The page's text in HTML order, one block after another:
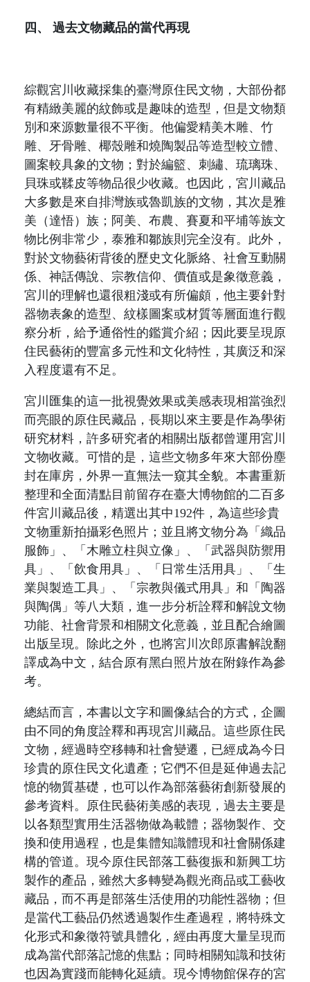
四、 過去文物藏品的當代再現
綜觀宮川收藏採集的臺灣原住民文物，大部份都
有精緻美麗的紋飾或是趣味的造型，但是文物類
別和來源數量很不平衡。他偏愛精美木雕、竹
雕、牙骨雕、椰殼雕和燒陶製品等造型較立體、
圖案較具象的文物 ；對於編籃、刺繡、琉璃珠、
貝珠或鞣皮等物品很少收藏。也因此，宮川藏品
大多數是來自排灣族或魯凱族的文物，其次是雅
美（達悟）族；阿美、布農、賽夏和平埔等族文
物比例非常少，泰雅和鄒族則完全沒有。 此外，
對於文物藝術背後的歷史文化脈絡、社會互動關
係、神話傳說、宗教信仰、價值或是象徵意義，
宮川的理解也還很粗淺或有所偏頗，他主要針對
器物表象的造型、紋樣圖案或材質等層面進行觀
察分析，給予通俗性的鑑賞介紹；因此要呈現原
住民藝術的豐富多元性和文化特性，其廣泛和深
入程度還有不足。
宮川匯集的這一批視覺效果或美感表現相當強烈
而亮眼的原住民藏品，長期以來主要是作為學術
研究材料，許多研究者的相關出版都曾運用宮川
文物收藏。可惜的是，這些文物多年來大部份塵
封在庫房，外界一直無法一窺其全貌。本書重新
整理和全面清點目前留存在臺大博物館的二百多
件宮川藏品後，精選出其中192件，為這些珍貴
文物重新拍攝彩色照片；並且將文物分為「織品
服飾」、「木雕立柱與立像」、「武器與防禦用
具」、「飲食用具」、「日常生活用具」、「生
業與製造工具」、「宗教與儀式用具」和「陶器
與陶偶」等八大類，進一步分析詮釋和解說文物
功能、社會背景和相關文化意義，並且配合繪圖
出版呈現。除此之外，也將宮川次郎原書解說翻
譯成為中文，結合原有黑白照片放在附錄作為參
考。
總結而言，本書以文字和圖像結合的方式，企圖
由不同的角度詮釋和再現宮川藏品。 這些原住民
文物，經過時空移轉和社會變遷，已經成為今日
珍貴的原住民文化遺產；它們不但是延伸過去記
憶的物質基礎，也可以作為部落藝術創新發展的
參考資料。原住民藝術美感的表現 ， 過去主要是
以各類型實用生活器物做為載體；器物製作、交
換和使用過程，也是集體知識體現和社會關係建
構的管道。現今原住民部落工藝復振和新興工坊
製作的產品，雖然大多轉變為觀光商品或工藝收
藏品，而不再是部落生活使用的功能性器物；但
是當代工藝品仍然透過製作生產過程，將特殊文
化形式和象徵符號具體化，經由再度大量呈現而
成為當代部落記憶的焦點；同時相關知識和技術
也因為實踐而能轉化延續。 現今博物館保存的宮